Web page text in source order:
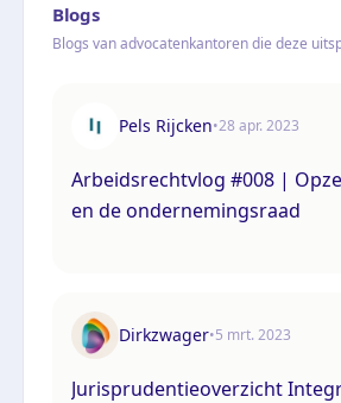
Blogs
Blogs van advocatenkantoren die deze
Pels Rijcken•28 apr. 2023
Arbeidsrechtvlog #008 |
en de ondernemingsraad
Dirkzwager•5 mrt. 2023
Jurisprudentieoverzicht